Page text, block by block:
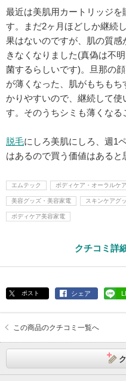
最近は美肌用カートリッジを
す。まだ2ヶ月ほどしか継続
果はないのですが、肌の質感
きなくなりました(真偽は不
菌するらしいです)。旦那の
が薄くなった、肌がもちも
かりやすいので、継続して使
す。そのうちシミも薄くなる
脱毛にしろ美肌にしろ、週1
はあるので買う価値はあると
エムテック ボディケア・オーラルケア
美容グッズ・美容家電 スキンケアグ
ボディケア美容家電
クチコミ詳
ポスト シェア
この商品のクチコミ一覧へ